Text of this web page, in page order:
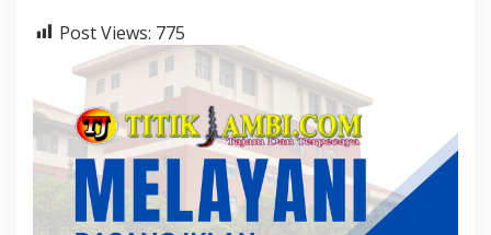
Post Views: 775